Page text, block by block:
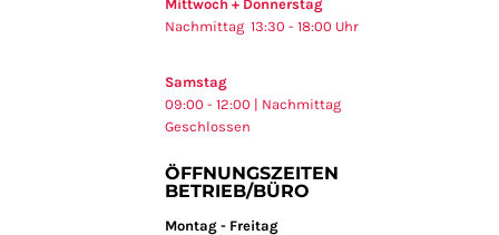
Mittwoch + Donnerstag
Nachmittag 13:30 - 18:00 Uhr
Samstag
09:00 - 12:00 | Nachmittag
Geschlossen
ÖFFNUNGSZEITEN
BETRIEB/BÜRO
Montag - Freitag